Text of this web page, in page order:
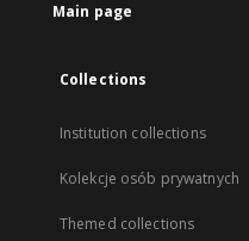
Main page
Collections
Institution collections
Kolekcje osób prywatnych
Themed collections